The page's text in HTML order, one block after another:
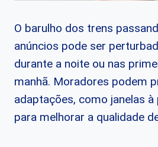
O barulho dos trens
anúncios pode ser
durante a noite ou nas
manhã. Moradores podem
adaptações, como janelas à
para melhorar a qualidade